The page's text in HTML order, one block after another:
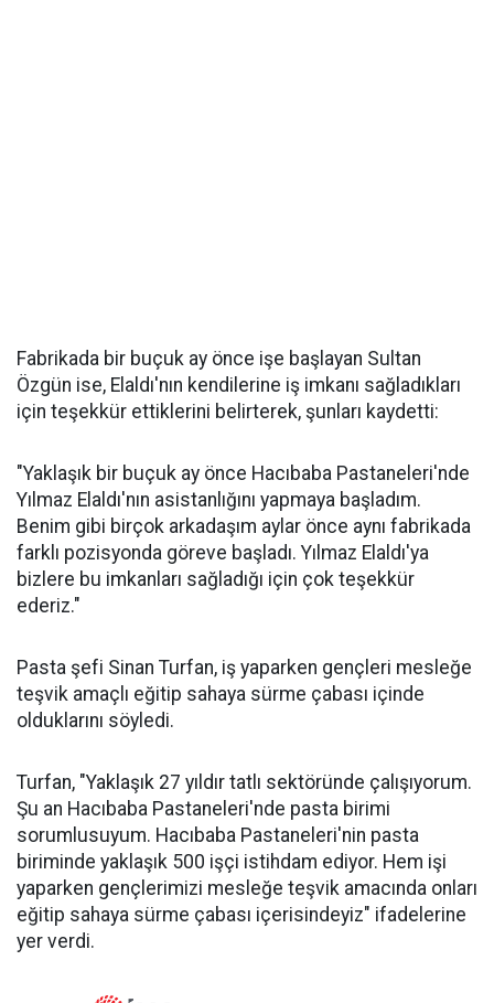
Fabrikada bir buçuk ay önce işe başlayan Sultan
Özgün ise, Elaldı'nın kendilerine iş imkanı sağladıkları
için teşekkür ettiklerini belirterek, şunları kaydetti:
"Yaklaşık bir buçuk ay önce Hacıbaba Pastaneleri'nde
Yılmaz Elaldı'nın asistanlığını yapmaya başladım.
Benim gibi birçok arkadaşım aylar önce aynı fabrikada
farklı pozisyonda göreve başladı. Yılmaz Elaldı'ya
bizlere bu imkanları sağladığı için çok teşekkür
ederiz."
Pasta şefi Sinan Turfan, iş yaparken gençleri mesleğe
teşvik amaçlı eğitip sahaya sürme çabası içinde
olduklarını söyledi.
Turfan, "Yaklaşık 27 yıldır tatlı sektöründe çalışıyorum.
Şu an Hacıbaba Pastaneleri'nde pasta birimi
sorumlusuyum. Hacıbaba Pastaneleri'nin pasta
biriminde yaklaşık 500 işçi istihdam ediyor. Hem işi
yaparken gençlerimizi mesleğe teşvik amacında onları
eğitip sahaya sürme çabası içerisindeyiz" ifadelerine
yer verdi.